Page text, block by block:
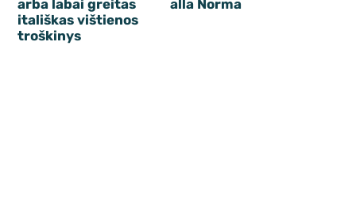
arba labai greitas
itališkas vištienos
troškinys
alla Norma